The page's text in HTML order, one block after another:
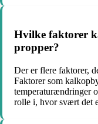
Hvilke faktorer
propper?
Der er flere faktorer,
Faktorer som
temperaturændringer
rolle i, hvor svært det